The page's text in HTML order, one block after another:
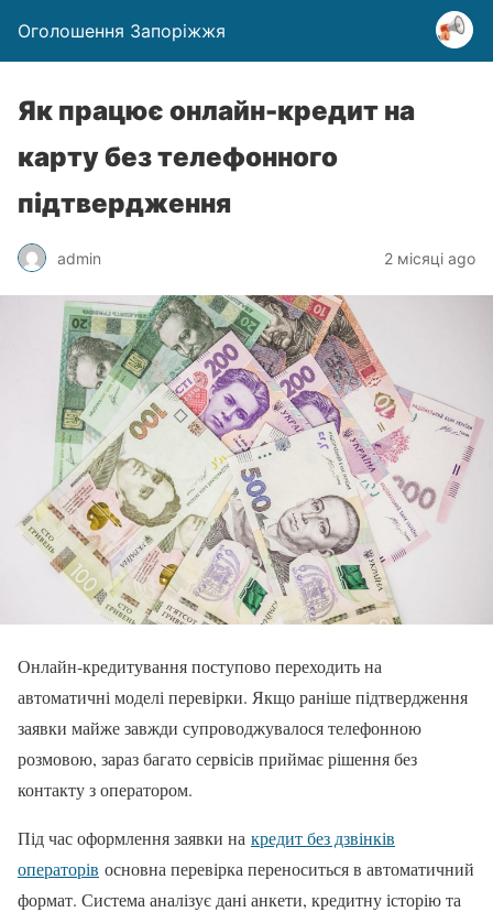
Оголошення Запоріжжя
Як працює онлайн-кредит на
карту без телефонного
підтвердження
admin 2 місяці ago
Онлайн-кредитування поступово переходить на
автоматичні моделі перевірки. Якщо раніше підтвердження
заявки майже завжди супроводжувалося телефонною
розмовою, зараз багато сервісів приймає рішення без
контакту з оператором.
Під час оформлення заявки на кредит без дзвінків
операторів основна перевірка переноситься в автоматичний
формат. Система аналізує дані анкети, кредитну історію та